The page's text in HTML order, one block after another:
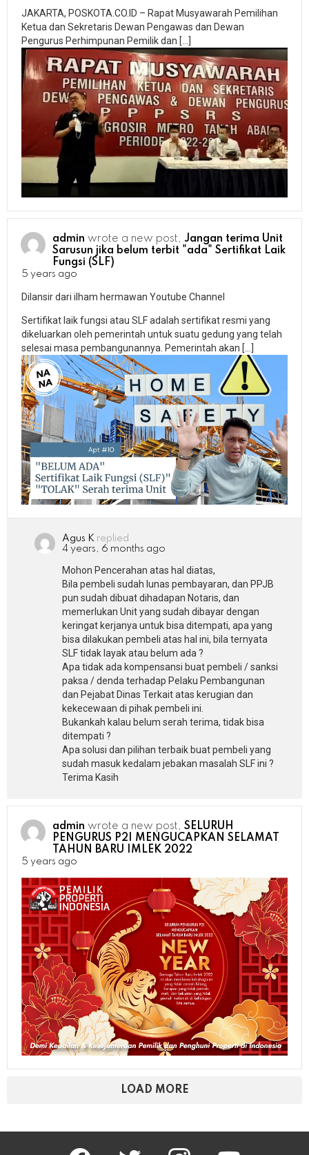
JAKARTA, POSKOTA.CO.ID – Rapat Musyawarah Pemilihan
Ketua dan Sekretaris Dewan Pengawas dan Dewan
Pengurus Perhimpunan Pemilik dan […]
admin wrote a new post, Jangan terima Unit
Sarusun jika belum terbit "ada" Sertifikat Laik
Fungsi (SLF)
5 years ago
Dilansir dari ilham hermawan Youtube Channel
Sertifikat laik fungsi atau SLF adalah sertifikat resmi yang
dikeluarkan oleh pemerintah untuk suatu gedung yang telah
selesai masa pembangunannya. Pemerintah akan […]
Agus K replied
4 years, 6 months ago
Mohon Pencerahan atas hal diatas,
Bila pembeli sudah lunas pembayaran, dan PPJB
pun sudah dibuat dihadapan Notaris, dan
memerlukan Unit yang sudah dibayar dengan
keringat kerjanya untuk bisa ditempati, apa yang
bisa dilakukan pembeli atas hal ini, bila ternyata
SLF tidak layak atau belum ada ?
Apa tidak ada kompensansi buat pembeli / sanksi
paksa / denda terhadap Pelaku Pembangunan
dan Pejabat Dinas Terkait atas kerugian dan
kekecewaan di pihak pembeli ini.
Bukankah kalau belum serah terima, tidak bisa
ditempati ?
Apa solusi dan pilihan terbaik buat pembeli yang
sudah masuk kedalam jebakan masalah SLF ini ?
Terima Kasih
admin wrote a new post, SELURUH
PENGURUS P2I MENGUCAPKAN SELAMAT
TAHUN BARU IMLEK 2022
5 years ago
LOAD MORE
facebook twitter instagram